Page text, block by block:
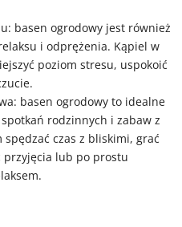
basen ogrodowy jest również
i odprężenia. Kąpiel w
poziom stresu, uspokoić
basen ogrodowy to idealne
rodzinnych i zabaw z
czas z bliskimi, grać
przyjęcia lub po prostu